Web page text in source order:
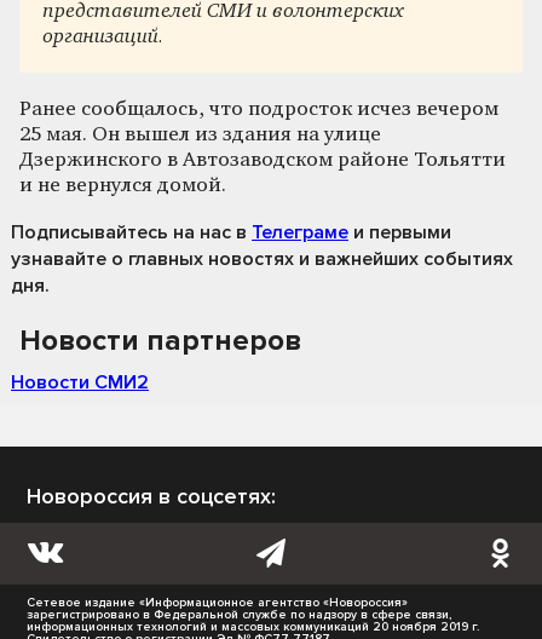
представителей СМИ и волонтерских
организаций.
Ранее сообщалось, что подросток исчез вечером
25 мая. Он вышел из здания на улице
Дзержинского в Автозаводском районе Тольятти
и не вернулся домой.
Подписывайтесь на нас в Телеграме и первыми
узнавайте о главных новостях и важнейших событиях
дня.
Новости партнеров
Новости СМИ2
Новороссия в соцсетях:
Сетевое издание «Информационное агентство «Новороссия»
зарегистрировано в Федеральной службе по надзору в сфере связи,
информационных технологий и массовых коммуникаций 20 ноября 2019 г.